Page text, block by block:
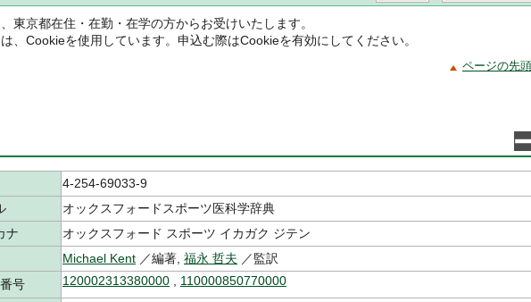
東京都在住・在勤・在学の方からお受けいたします。
、Cookieを使用しています。申込む際はCookieを有効にしてください。
ページの先
4-254-69033-9
オックスフォードスポーツ医科学辞典
ナ
オックスフォード スポーツ イカガク ジテン
Michael Kent ／編著, 福永 哲夫 ／監訳
号
120002313380000 110000850770000